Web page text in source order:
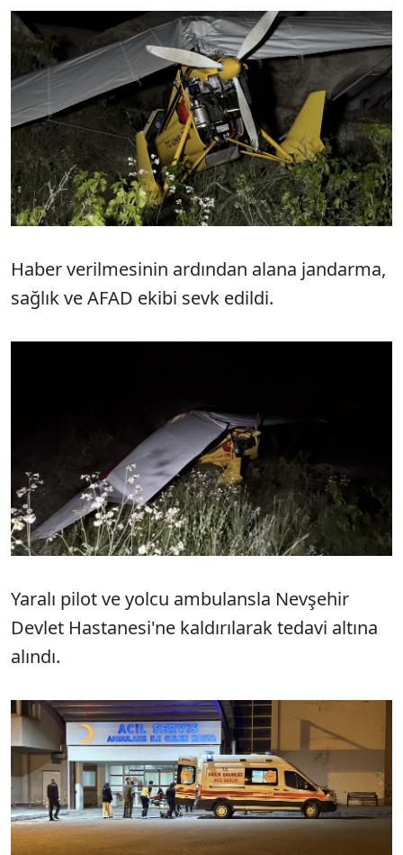
Haber verilmesinin ardından alana jandarma,
sağlık ve AFAD ekibi sevk edildi.
Yaralı pilot ve yolcu ambulansla Nevşehir
Devlet Hastanesi'ne kaldırılarak tedavi altına
alındı.